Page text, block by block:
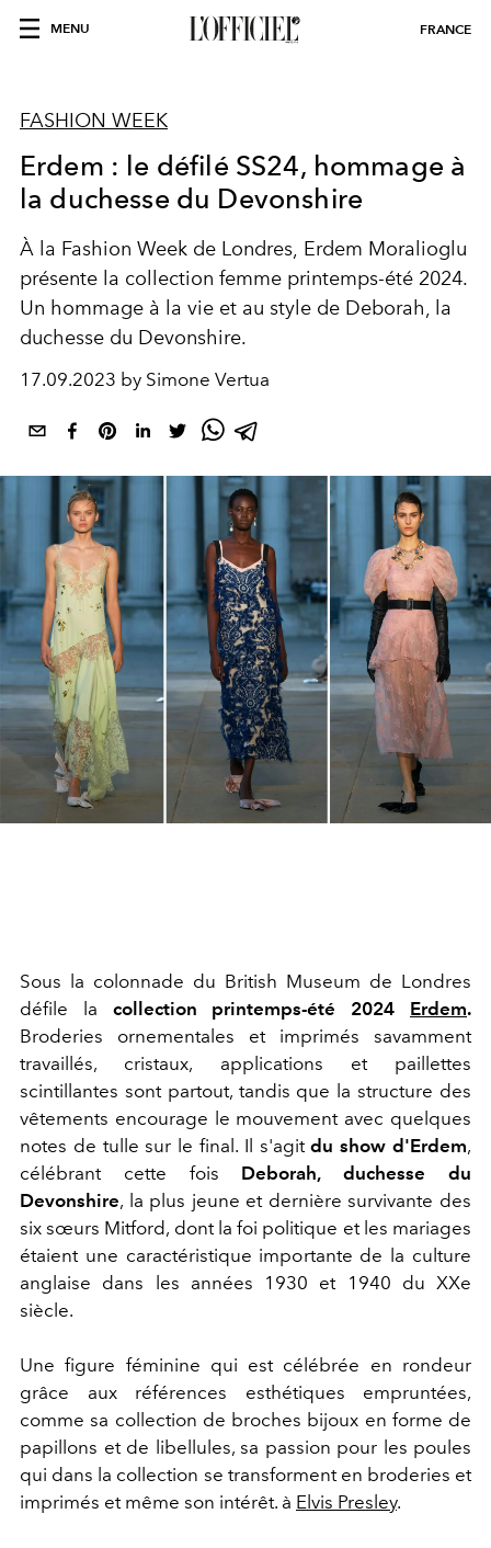
MENU FRANCE
FASHION WEEK
Erdem : le défilé SS24, hommage à
la duchesse du Devonshire
À la Fashion Week de Londres, Erdem Moralioglu
présente la collection femme printemps-été 2024.
Un hommage à la vie et au style de Deborah, la
duchesse du Devonshire.
17.09.2023 by Simone Vertua
Sous la colonnade du British Museum de Londres
défile la collection printemps-été 2024 Erdem.
Broderies ornementales et imprimés savamment
travaillés, cristaux, applications et paillettes
scintillantes sont partout, tandis que la structure des
vêtements encourage le mouvement avec quelques
notes de tulle sur le final. Il s'agitdu show d'Erdem,
célébrant cette fois Deborah, duchesse du
Devonshire, la plus jeune et dernière survivante des
six sœurs Mitford, dont la foi politique et les mariages
étaient une caractéristique importante de la culture
anglaise dans les années 1930 et 1940 du XXe
siècle.
Une figure féminine qui est célébrée en rondeur
grâce aux références esthétiques empruntées,
comme sa collection de broches bijoux en forme de
papillons et de libellules, sa passion pour les poules
qui dans la collection se transforment en broderies et
imprimés et même son intérêt. à Elvis Presley.